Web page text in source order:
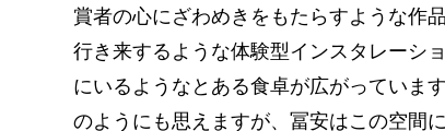
賞者の心にざわめきをもたらすような作
行き来するような体験型インスタレーシ
にいるようなとある食卓が広がっていま
のようにも思えますが、冨安はこの空間